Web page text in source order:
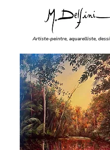
Artiste-peintre, aquarelliste,